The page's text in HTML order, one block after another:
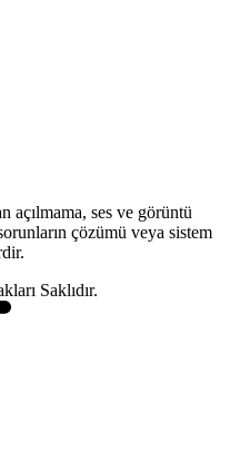
açılmama, ses ve görüntü
çözümü veya sistem
Saklıdır.